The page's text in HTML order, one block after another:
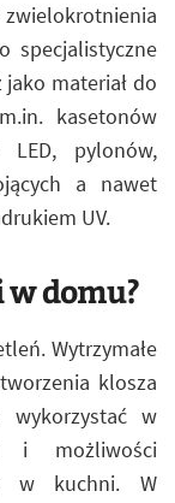
specjalistyczne
materiał do
kasetonów
LED, pylonów,
a nawet
UV.
domu?
Wytrzymałe
klosza
w
i możliwości
w kuchni. W